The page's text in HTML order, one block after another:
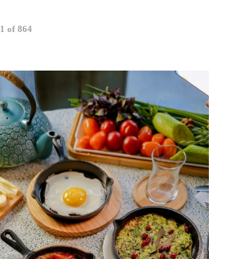
1 of 864